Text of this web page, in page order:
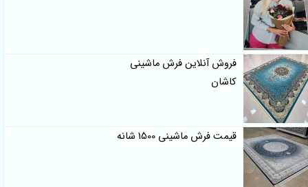
فروش آنلاین فرش ماشینی
کاشان
قیمت فرش ماشینی 1500 شانه